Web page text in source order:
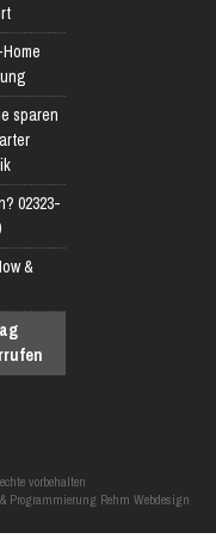
sparen
02323-
&
vorbehalten
Programmierung Rehm Webdesign